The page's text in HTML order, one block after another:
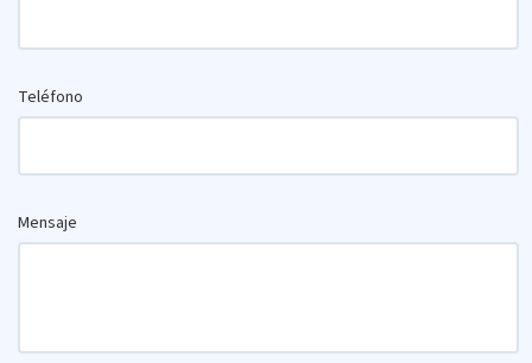
Teléfono
Mensaje